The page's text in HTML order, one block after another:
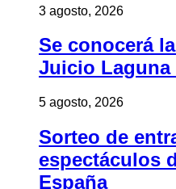
3 agosto, 2026
Se conocerá
Juicio Laguna
5 agosto, 2026
Sorteo de
espectáculos
España